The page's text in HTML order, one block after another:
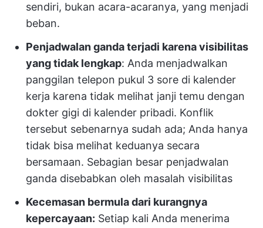
sendiri, bukan acara-acaranya, yang menjadi
beban.
Penjadwalan ganda terjadi karena visibilitas
yang tidak lengkap: Anda menjadwalkan
panggilan telepon pukul 3 sore di kalender
kerja karena tidak melihat janji temu dengan
dokter gigi di kalender pribadi. Konflik
tersebut sebenarnya sudah ada; Anda hanya
tidak bisa melihat keduanya secara
bersamaan. Sebagian besar penjadwalan
ganda disebabkan oleh masalah visibilitas
Kecemasan bermula dari kurangnya
kepercayaan: Setiap kali Anda menerima